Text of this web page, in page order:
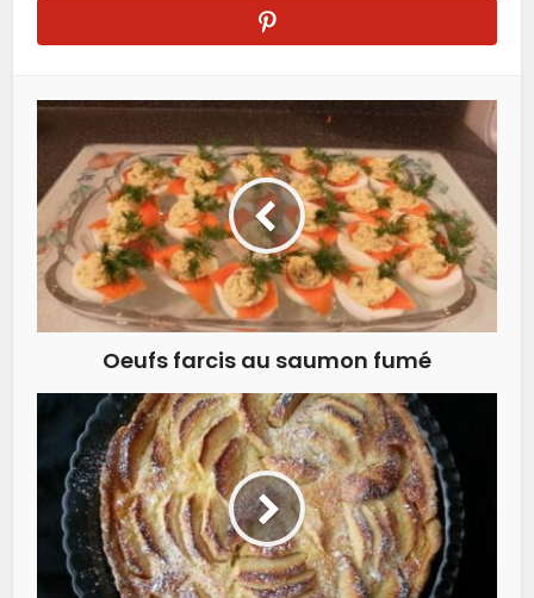
Oeufs farcis au saumon fumé